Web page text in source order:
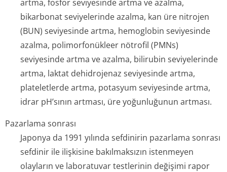
artma, fosfor seviyesinde artma ve azalma,
bikarbonat seviyelerinde azalma, kan üre nitrojen
(BUN) seviyesinde artma, hemoglobin seviyesinde
azalma, polimorfonükleer nötrofil (PMNs)
seviyesinde artma ve azalma, bilirubin seviyelerinde
artma, laktat dehidrojenaz seviyesinde artma,
plateletlerde artma, potasyum seviyesinde artma,
idrar pH’sının artması, üre yoğunluğunun artması.
Pazarlama sonrası
Japonya da 1991 yılında sefdinirin pazarlama sonrası
sefdinir ile ilişkisine bakılmaksızın istenmeyen
olayların ve laboratuvar testlerinin değişimi rapor